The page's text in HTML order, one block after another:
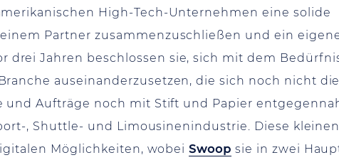
High-Tech-Unternehmen eine solide
Partner zusammenzuschließen und ein
drei Jahren beschlossen sie, sich mit dem
auseinanderzusetzen, die sich noch nicht die
und Aufträge noch mit Stift und Papier
, Shuttle- und Limousinenindustrie. Diese kleinen
Möglichkeiten, wobeiSwoop sie in zwei